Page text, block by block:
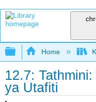
Expand/
Home
12.7:
ya Utafiti